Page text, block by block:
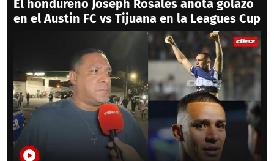
El hondureño Joseph Rosales anota golazo
en el Austin FC vs Tijuana en la Leagues Cup